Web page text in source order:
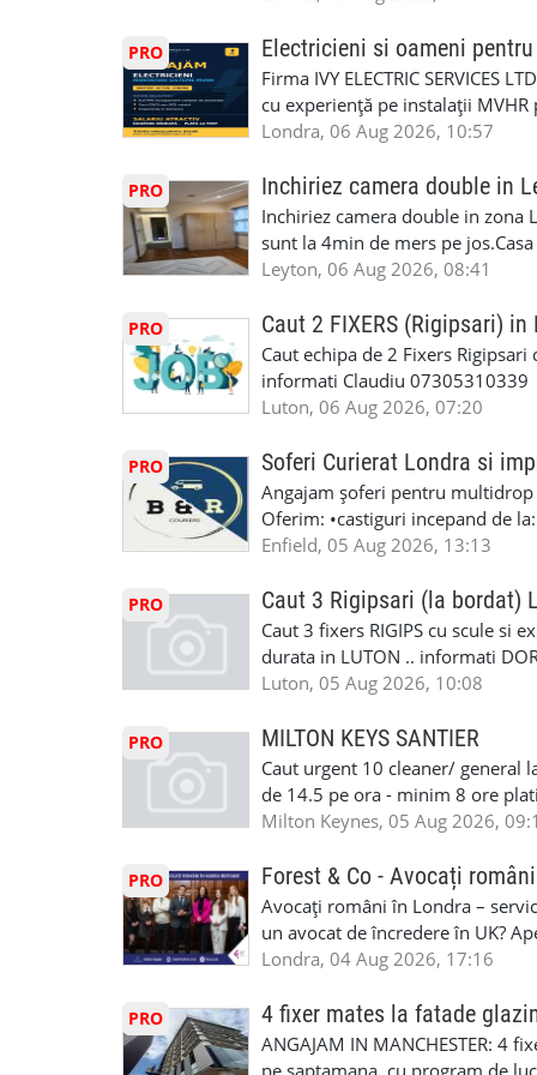
6RR 🚀 CSCS Colindale – GQA
te astăzi. Construiește-ți viitorul
Auto. Indiferent de situație,
repara in scurt timp si eficient
garaj auto care ofera orice tip de
Lucram cu Toate Garantiile si
iTP/MOT Masini Mici si Vanuri
Accident Management, Preluam
Masina la Schimb. ✅ Distributii
Geometrie Profesionala Roti
Explicatii. ✅ Suntem foarte buni
Reparam orice tip de masina
Masina de Drum Lung. ✅
Detailing Auto Interior/Exterior.
WhatsApp Text https://wa.link/
6HB
#AtelierAutoLondra
#RomanianGarageRepair
#RomanianMechanic
#MecaniciProfesionistiLondra
#mecanicmoldoveanlondra
PRO Electricieni si oameni
Firma IVY ELECTRIC SERVICES
cu experiență pe instalații
obligatorii: 🔹 Full PPE
lucru constant ✅ Echipă
detalii și programare, trimiteți
Londra, 06 Aug 2026, 10:57
PRO Inchiriez camera double in
Inchiriez camera double in zona
sunt la 4min de mers pe
incluse.Cautam o persoana sau
seriozitate.Multumesc anticipat.
Leyton, 06 Aug 2026, 08:41
PRO Caut 2 FIXERS (Rigipsari) in
Caut echipa de 2 Fixers
informati Claudiu 07305310339
Luton, 06 Aug 2026, 07:20
PRO Soferi Curierat Londra si
Angajam șoferi pentru
Oferim: •castiguri incepand de
pentru cei platitori de VAT si
status obligatoriu •varsta
compania aplica pentru
•oferim: - training platit (3 zile-
nedeterminata. -full time/ part-
masinii). Acceptam cu permis
Enfield - Weybridge - Romford -
programari la interviu apelati
Enfield, 05 Aug 2026, 13:13
PRO Caut 3 Rigipsari (la bordat)
Caut 3 fixers RIGIPS cu scule si
durata in LUTON .. informati
Luton, 05 Aug 2026, 10:08
PRO MILTON KEYS SANTIER
Caut urgent 10 cleaner/ general
de 14.5 pe ora - minim 8 ore
la Amazon. Munca este usoara,
SAPTAMANALA Contact: +44
interesati
Milton Keynes, 05 Aug 2026,
PRO Forest & Co - Avocați
Avocați români în Londra –
un avocat de încredere în UK?
Solicitors, indiferent că ai nevoie
familiei (divorț, custodie, partaj)
Servicii pentru companii: •
• Imigrație pentru afaceri și
Londra, 04 Aug 2026, 17:16
PRO 4 fixer mates la fatade
ANGAJAM IN MANCHESTER:
pe saptamana, cu program de